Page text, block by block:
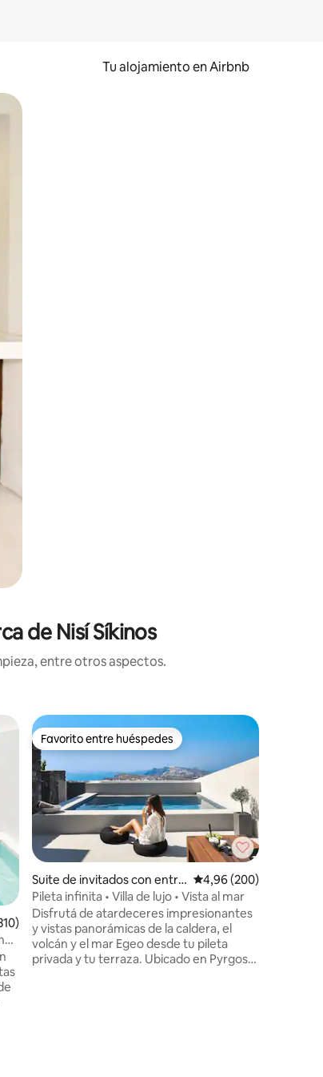
Tu alojamiento en Airbnb
de Nisí Síkinos
entre otros aspectos.
promedio: 4,97 de 5. 310 evaluaciones
Favorito entre huéspedes
Favorito entre huéspedes
Suite de invitados con entra
da independiente en Pyrgos
Kallistis
Calificación promedio:
4,96 (200)
Pileta infinita • Villa de lujo • Vista al mar
Disfrutá de atardeceres impresionantes
y vistas panorámicas de la caldera, el
volcán y el mar Egeo desde tu pileta
privada y tu terraza. Ubicado en Pyrgos,